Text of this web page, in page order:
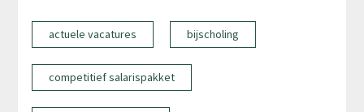
actuele vacatures bijscholing
competitief salarispakket